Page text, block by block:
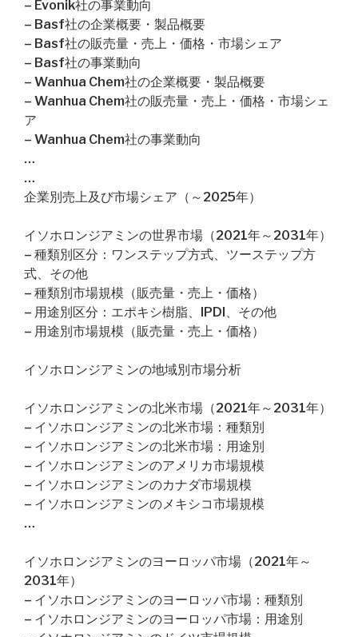
– Evonik社の事業動向
– Basf社の企業概要・製品概要
– Basf社の販売量・売上・価格・市場シェア
– Basf社の事業動向
– Wanhua Chem社の企業概要・製品概要
– Wanhua Chem社の販売量・売上・価格・市場シェ
ア
– Wanhua Chem社の事業動向
…
…
企業別売上及び市場シェア（～2025年）
イソホロンジアミンの世界市場（2021年～2031年）
– 種類別区分：ワンステップ方式、ツーステップ方
式、その他
– 種類別市場規模（販売量・売上・価格）
– 用途別区分：エポキシ樹脂、IPDI、その他
– 用途別市場規模（販売量・売上・価格）
イソホロンジアミンの地域別市場分析
イソホロンジアミンの北米市場（2021年～2031年）
– イソホロンジアミンの北米市場：種類別
– イソホロンジアミンの北米市場：用途別
– イソホロンジアミンのアメリカ市場規模
– イソホロンジアミンのカナダ市場規模
– イソホロンジアミンのメキシコ市場規模
…
イソホロンジアミンのヨーロッパ市場（2021年～
2031年）
– イソホロンジアミンのヨーロッパ市場：種類別
– イソホロンジアミンのヨーロッパ市場：用途別